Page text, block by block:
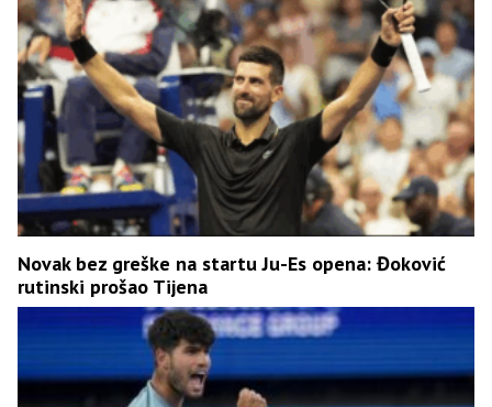
Novak bez greške na startu Ju-Es opena: Đoković
rutinski prošao Tijena